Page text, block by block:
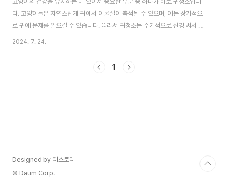
다. 고양이들은 자연스럽게 귀에서 이물질이 축적될 수 있으며, 이는 장기적으
로 귀에 문제를 일으킬 수 있습니다. 따라서 귀청소는 주기적으로 신경 써서 해
주어야 합니다. 이 글에서는 고양이 귀청소의 주기와 방법에 대해 자세히 알아
다 다를 수 있지만, 일반적으로 주 1회에서 2주에 한 번 정도가 권장됩니다. 물
2024. 7. 24.
1
Designed by 티스토리
© Daum Corp.